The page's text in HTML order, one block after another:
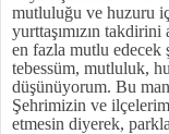
mutluluğu ve huzuru
yurttaşımızın
en fazla mutlu edecek
tebessüm, mutluluk,
düşünüyorum. Bu
Şehrimizin ve
etmesin diyerek,